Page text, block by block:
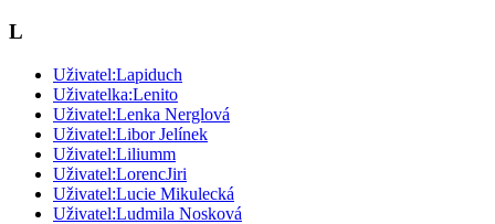
L
Uživatel:Lapiduch
Uživatelka:Lenito
Uživatel:Lenka Nerglová
Uživatel:Libor Jelínek
Uživatel:Liliumm
Uživatel:LorencJiri
Uživatel:Lucie Mikulecká
Uživatel:Ludmila Nosková